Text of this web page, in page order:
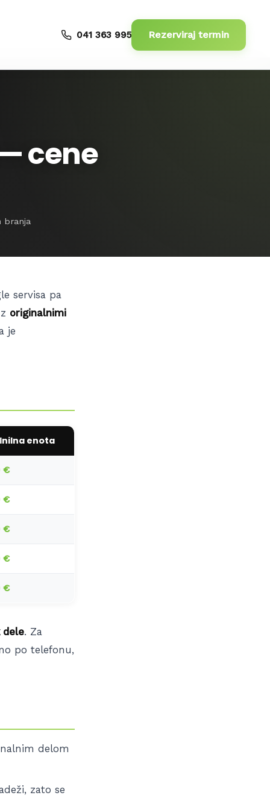
041 363 995 Rezerviraj termin
cene
branja
servisa pa
originalnimi
je
enota
€
€
€
€
€
dele. Za
po telefonu,
delom
zato se